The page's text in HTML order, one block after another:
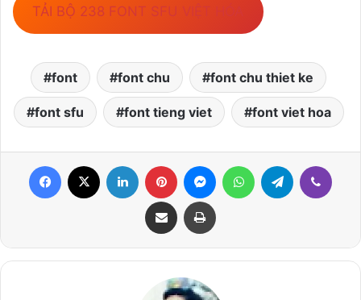
TẢI BỘ 238 FONT SFU VIỆT HÓA
font font chu font chu thiet ke
font sfu font tieng viet font viet hoa
Facebook LinkedIn Pinterest MessengerWhatsAppTelegram
Share via Email Print